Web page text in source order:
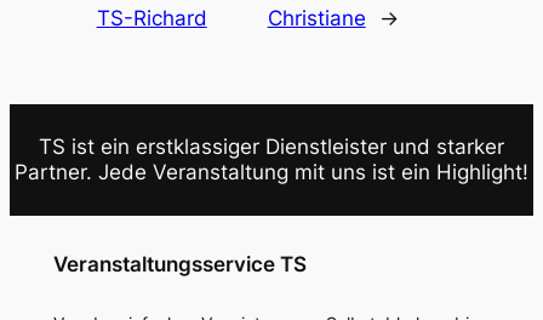
TS-Richard
Christiane
→
TS ist ein erstklassiger Dienstleister und starker
Partner. Jede Veranstaltung mit uns ist ein Highlight!
Veranstaltungsservice TS